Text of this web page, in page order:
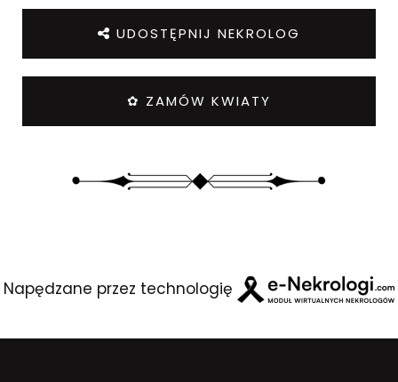
UDOSTĘPNIJ NEKROLOG
✿ ZAMÓW KWIATY
Napędzane przez technologię